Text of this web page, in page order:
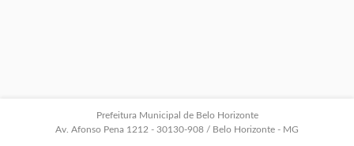
Prefeitura Municipal de Belo Horizonte
Av. Afonso Pena 1212 - 30130-908 / Belo Horizonte - MG